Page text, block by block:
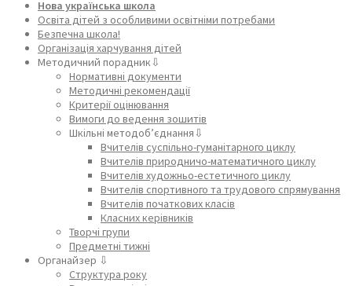
Нова українська школа
Освіта дітей з особливими освітніми потребами
Безпечна школа!
Організація харчування дітей
Методичний порадник⇩
Нормативні документи
Методичні рекомендації
Критерії оцінювання
Вимоги до ведення зошитів
Шкільні методоб’єднання⇩
Вчителів суспільно-гуманітарного циклу
Вчителів природничо-математичного циклу
Вчителів художньо-естетичного циклу
Вчителів спортивного та трудового спрямування
Вчителів початкових класів
Класних керівників
Творчі групи
Предметні тижні
Органайзер ⇩
Структура року